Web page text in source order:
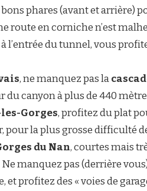
phares (avant et arrière)
route en corniche n’est
l’entrée du tunnel, vous
, ne manquez pas la
canyon à plus de 440
Gorges, profitez du plat
la plus grosse difficulté
du Nan, courtes mais
manquez pas (derrière
et profitez des « voies de